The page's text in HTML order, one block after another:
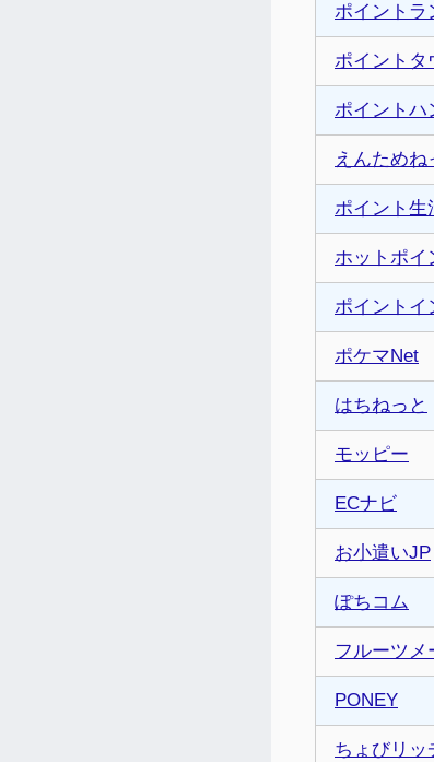
ポイントラ
ポイントタ
ポイントハ
えんためね
ポイント生
ホットポイ
ポイントイ
ポケマNet
はちねっと
モッピー
ECナビ
お小遣いJP
ぽちコム
フルーツメ
PONEY
ちょびリッ